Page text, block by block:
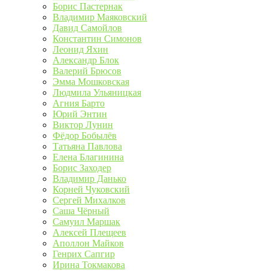
Борис Пастернак
Владимир Маяковский
Давид Самойлов
Константин Симонов
Леонид Яхин
Александр Блок
Валерий Брюсов
Эмма Мошковская
Людмила Ульяницкая
Агния Барто
Юрий Энтин
Виктор Лунин
Фёдор Бобылёв
Татьяна Павлова
Елена Благинина
Борис Заходер
Владимир Данько
Корней Чуковский
Сергей Михалков
Саша Чёрный
Самуил Маршак
Алексей Плещеев
Аполлон Майков
Генрих Сапгир
Ирина Токмакова